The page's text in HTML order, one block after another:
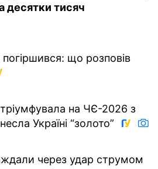
десятки тисяч
що розповів
на ЧЄ-2026 з
Україні “золото”
через удар струмом